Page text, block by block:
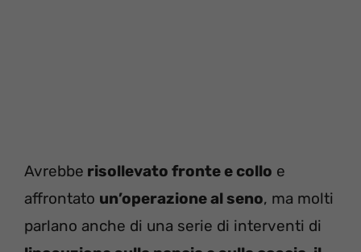
Avrebbe risollevato fronte e collo e
affrontato un’operazione al seno, ma molti
parlano anche di una serie di interventi di